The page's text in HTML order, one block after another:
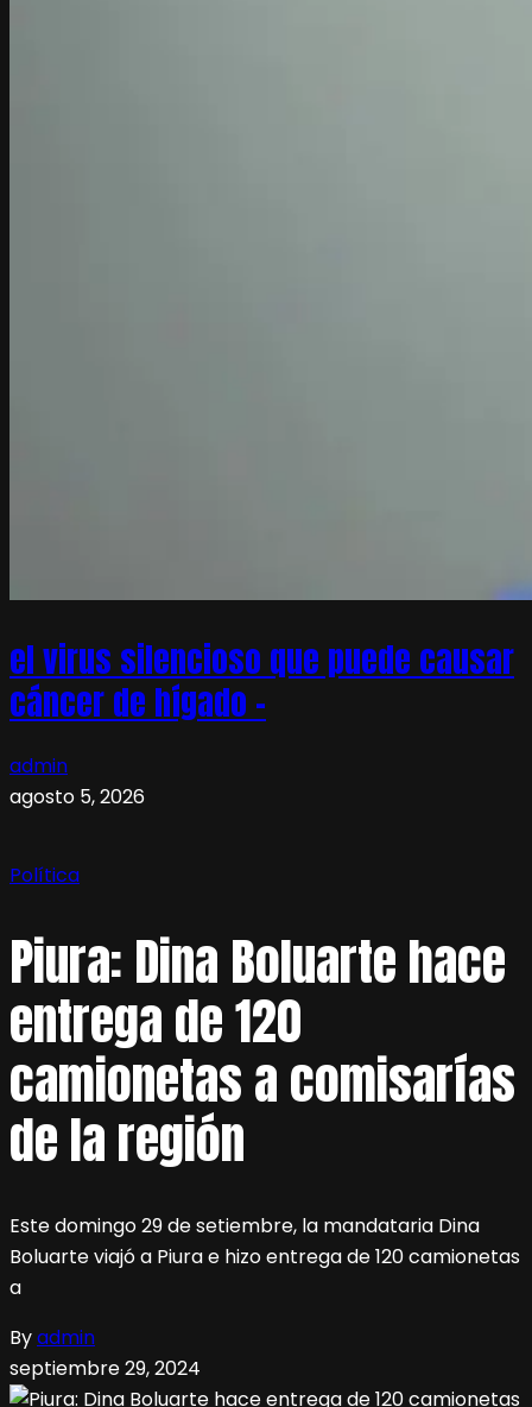
el virus silencioso que puede causar
cáncer de hígado –
admin
agosto 5, 2026
Política
Piura: Dina Boluarte hace
entrega de 120
camionetas a comisarías
de la región
Este domingo 29 de setiembre, la mandataria Dina
Boluarte viajó a Piura e hizo entrega de 120 camionetas
a
Byadmin
septiembre 29, 2024